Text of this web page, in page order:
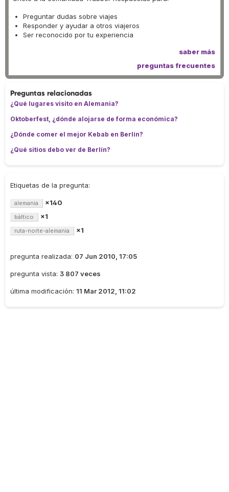
Preguntar dudas sobre viajes
Responder y ayudar a otros viajeros
Ser reconocido por tu experiencia
saber más
preguntas frecuentes
Preguntas relacionadas
¿Qué lugares visito en Alemania?
Oktoberfest, ¿dónde alojarse de forma económica?
¿Dónde comer el mejor Kebab en Berlín?
¿Qué sitios debo ver de Berlín?
Etiquetas de la pregunta:
alemania ×140
báltico ×1
ruta-norte-alemania ×1
pregunta realizada: 07 Jun 2010, 17:05
pregunta vista: 3 807 veces
última modificación: 11 Mar 2012, 11:02